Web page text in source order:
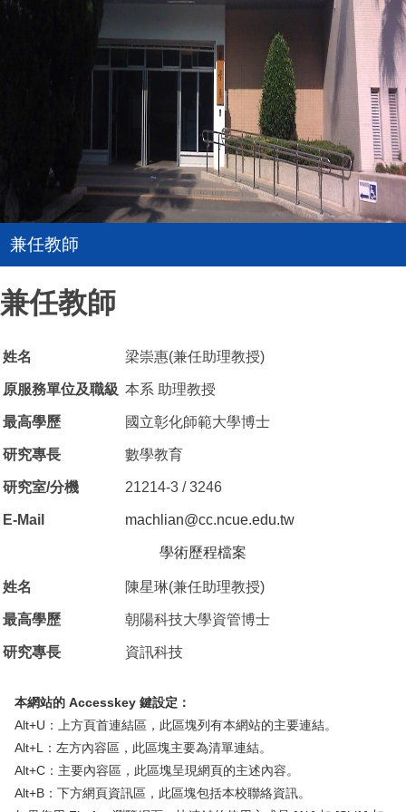
兼任教師
兼任教師
姓名 梁崇惠(兼任助理教授)
原服務單位及職級 本系 助理教授
最高學歷 國立彰化師範大學博士
研究專長 數學教育
研究室/分機 21214-3 / 3246
E-Mail machlian@cc.ncue.edu.tw
學術歷程檔案
姓名 陳星琳(兼任助理教授)
最高學歷 朝陽科技大學資管博士
研究專長 資訊科技
本網站的 Accesskey 鍵設定：
Alt+U：上方頁首連結區，此區塊列有本網站的主要連結。
Alt+L：左方內容區，此區塊主要為清單連結。
Alt+C：主要內容區，此區塊呈現網頁的主述內容。
Alt+B：下方網頁資訊區，此區塊包括本校聯絡資訊。